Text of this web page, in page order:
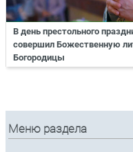
В день престольного
совершил Божественную
Богородицы
Меню раздела